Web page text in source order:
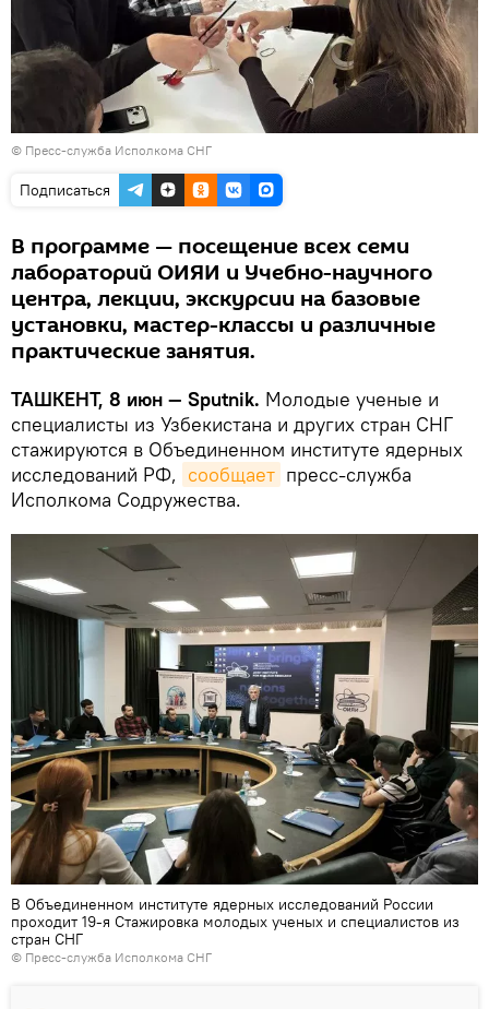
© Пресс-служба Исполкома СНГ
Подписаться
В программе — посещение всех семи
лабораторий ОИЯИ и Учебно-научного
центра, лекции, экскурсии на базовые
установки, мастер-классы и различные
практические занятия.
ТАШКЕНТ, 8 июн — Sputnik. Молодые ученые и
специалисты из Узбекистана и других стран СНГ
стажируются в Объединенном институте ядерных
исследований РФ, сообщает пресс-служба
Исполкома Содружества.
В Объединенном институте ядерных исследований России
проходит 19-я Стажировка молодых ученых и специалистов из
стран СНГ
© Пресс-служба Исполкома СНГ